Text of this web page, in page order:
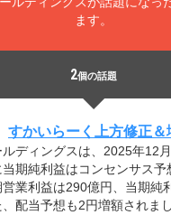
ます。
2個の話題
すかいらーく上方修正
ディングスは、2025年12
期純利益はコンセンサス予
業利益は290億円、当期純
、配当予想も2円増額されま